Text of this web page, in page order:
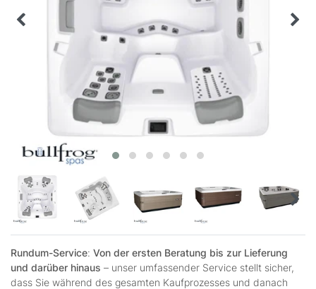
Rundum-Service: Von der ersten Beratung bis zur Lieferung
und darüber hinaus – unser umfassender Service stellt sicher,
dass Sie während des gesamten Kaufprozesses und danach